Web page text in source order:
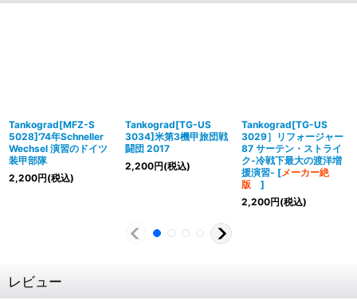
Tankograd[MFZ-S
5028]'74年Schneller
Wechsel 演習のドイツ
装甲部隊
2,200円(税込)
Tankograd[TG-US
3034]米第3機甲旅団戦
闘団 2017
2,200円(税込)
Tankograd[TG-US
3029］リフォージャー
87 サーテン・ストライ
ク-冷戦下最大の渡洋増
援演習- [メーカー絶
版 ]
2,200円(税込)
レビュー